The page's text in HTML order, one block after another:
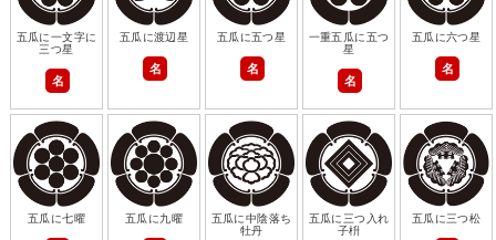
五瓜に一文字に
三つ星
名
五瓜に渡辺星
名
五瓜に五つ星
名
一重五瓜に五つ
星
名
五瓜に六つ星
名
五瓜に七曜 五瓜に九曜
五瓜に中陰落ち
牡丹
五瓜に三つ入れ
子枡
五瓜に三つ松